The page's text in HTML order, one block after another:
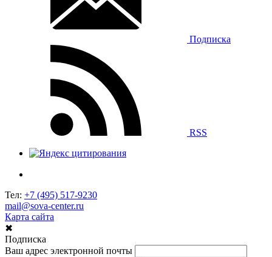
Подписка
RSS
Тел: +7 (495) 517-9230
mail@sova-center.ru
Карта сайта
✖
Подписка
Ваш адрес электронной почты